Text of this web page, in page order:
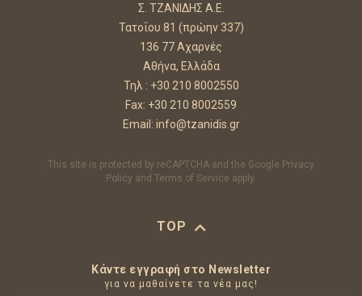
Σ. ΤΖΑΝΙΔΗΣ Α.Ε.
Τατοΐου 81 (πρώην 337)
136 77 Αχαρνές
Αθήνα, Ελλάδα
Τηλ : +30 210 8002550
Fax: +30 210 8002559
Email: info@tzanidis.gr
This site is protected by reCAPTCHA and the Google Privacy
Policy and Terms of Service apply.
TOP
Κάντε εγγραφή στο Newsletter
για να μαθαίνετε τα νέα μας!